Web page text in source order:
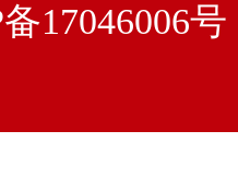
17046006号